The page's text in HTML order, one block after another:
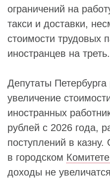
ограничений на
такси и доставки,
стоимости трудовых
иностранцев на треть.
Депутаты
увеличение
иностранных
рублей с 2026 года,
поступлений в
в городском
доходы не